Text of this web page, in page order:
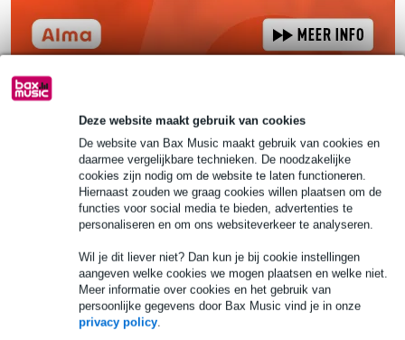
Deze website maakt gebruik van cookies
De website van Bax Music maakt gebruik van cookies en
daarmee vergelijkbare technieken. De noodzakelijke
cookies zijn nodig om de website te laten functioneren.
Hiernaast zouden we graag cookies willen plaatsen om de
functies voor social media te bieden, advertenties te
personaliseren en om ons websiteverkeer te analyseren.
Wil je dit liever niet? Dan kun je bij cookie instellingen
aangeven welke cookies we mogen plaatsen en welke niet.
Meer informatie over cookies en het gebruik van
persoonlijke gegevens door Bax Music vind je in onze
privacy policy.
🔥HOT & NEW
AlphaTheta DJC-AN BAG
€ 139,-
Op voorraad
Ook in1 winkel op voorraad
In mijn winkelwagen
AlphaTheta SLAB-BAG